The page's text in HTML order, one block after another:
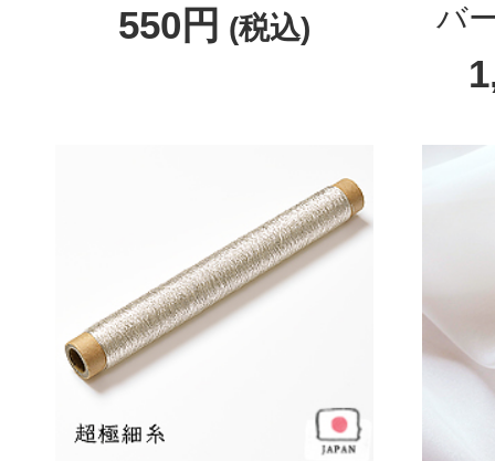
550円 (税込)
バ